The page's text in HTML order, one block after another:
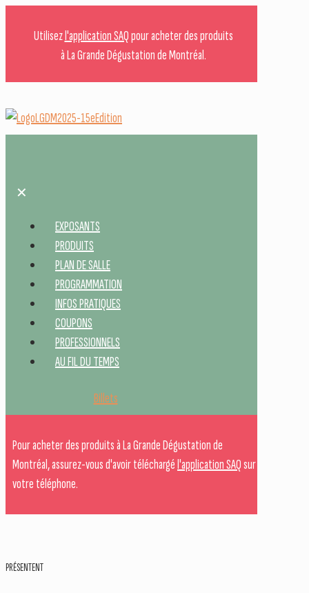
Utilisezl'application SAQpour acheter des produits
à La Grande Dégustation de Montréal.
✕
EXPOSANTS
PRODUITS
PLAN DE SALLE
PROGRAMMATION
INFOS PRATIQUES
COUPONS
PROFESSIONNELS
AU FIL DU TEMPS
Billets
Pour acheter des produits à La Grande Dégustation de
Montréal, assurez-vous d'avoir téléchargél'application SAQsur
votre téléphone.
PRÉSENTENT